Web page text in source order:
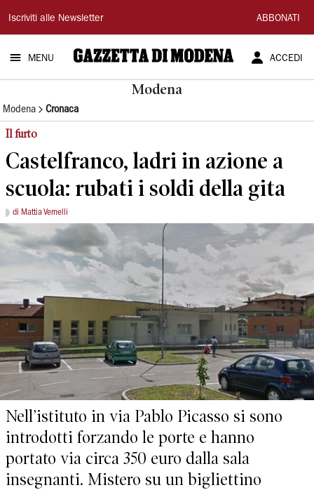
Gazzetta
di
Modena
Iscriviti alle Newsletter ABBONATI
MENU ACCEDI
Modena
Modena Cronaca
Il furto
Castelfranco, ladri in azione a
scuola: rubati i soldi della gita
di Mattia Vernelli
Nell’istituto in via Pablo Picasso si sono
introdotti forzando le porte e hanno
portato via circa 350 euro dalla sala
insegnanti. Mistero su un bigliettino